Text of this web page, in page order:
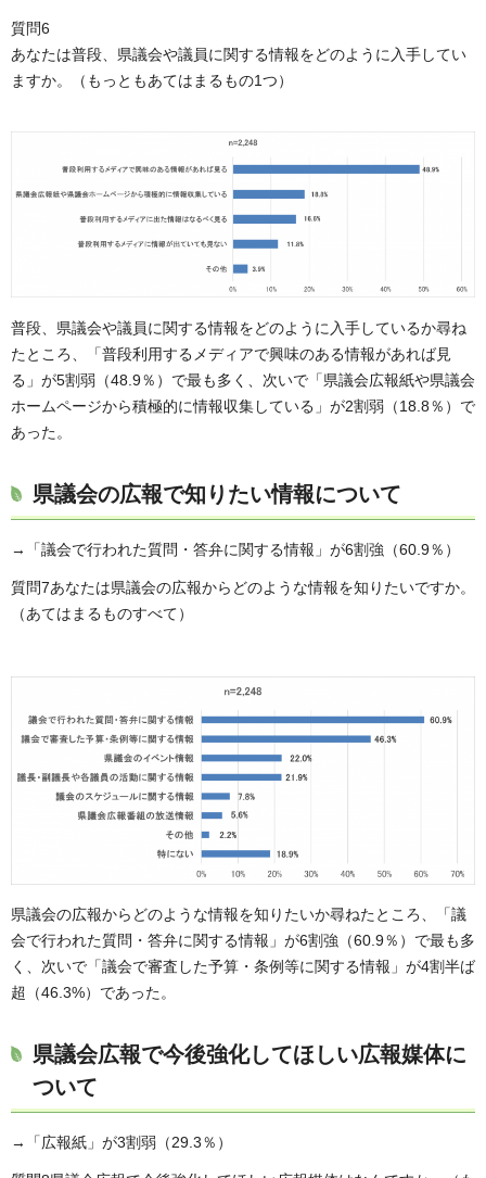
質問6
あなたは普段、県議会や議員に関する情報をどのように入手してい
ますか。（もっともあてはまるもの1つ）
普段、県議会や議員に関する情報をどのように入手しているか尋ね
たところ、「普段利用するメディアで興味のある情報があれば見
る」が5割弱（48.9％）で最も多く、次いで「県議会広報紙や県議会
ホームページから積極的に情報収集している」が2割弱（18.8％）で
あった。
県議会の広報で知りたい情報について
→「議会で行われた質問・答弁に関する情報」が6割強（60.9％）
質問7あなたは県議会の広報からどのような情報を知りたいですか。
（あてはまるものすべて）
県議会の広報からどのような情報を知りたいか尋ねたところ、「議
会で行われた質問・答弁に関する情報」が6割強（60.9％）で最も多
く、次いで「議会で審査した予算・条例等に関する情報」が4割半ば
超（46.3%）であった。
県議会広報で今後強化してほしい広報媒体に
ついて
→「広報紙」が3割弱（29.3％）